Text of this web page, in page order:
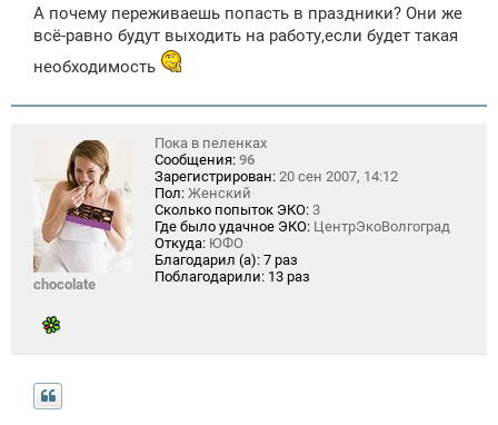
А почему переживаешь попасть в праздники? Они же
всё-равно будут выходить на работу,если будет такая
необходимость
chocolate
Пока в пеленках
Сообщения: 96
Зарегистрирован: 20 сен 2007, 14:12
Пол: Женский
Сколько попыток ЭКО: 3
Где было удачное ЭКО: ЦентрЭкоВолгоград
Откуда: ЮФО
Благодарил (а): 7 раз
Поблагодарили: 13 раз